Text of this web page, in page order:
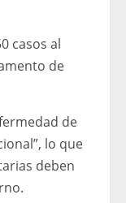
casos al
de
de
lo que
deben